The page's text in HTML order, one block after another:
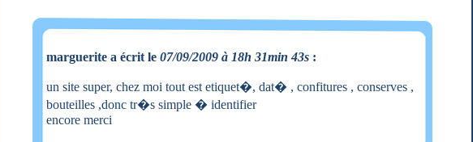
marguerite a écrit le 07/09/2009 à 18h 31min 43s :
un site super, chez moi tout est etiquet�, dat� , confitures , conserves ,
bouteilles ,donc tr�s simple � identifier
encore merci